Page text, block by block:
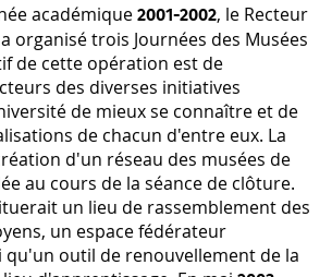
académique 2001-2002, le Recteur
organisé trois Journées des Musées
de cette opération est de
des diverses initiatives
de mieux se connaître et de
de chacun d'entre eux. La
d'un réseau des musées de
au cours de la séance de clôture.
un lieu de rassemblement des
un espace fédérateur
qu'un outil de renouvellement de la